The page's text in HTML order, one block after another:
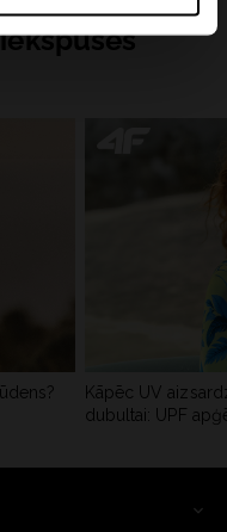
informāciju var atrast
"Detaļas".
Kāpēc UV
dubultai: UPF